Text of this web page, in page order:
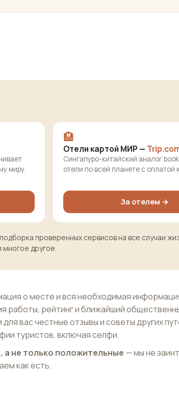
миру.
🏨
Отели картой МИР —
Сингапуро-китайский аналог
отели по всей планете с оплатой
За отелем →
проверенных сервисов на все случаи
другое.
о месте и вся необходимая
рейтинг и ближайший
вас честные отзывы и советы других
туристов, включая селфи.
а не только положительные — мы не
как есть.